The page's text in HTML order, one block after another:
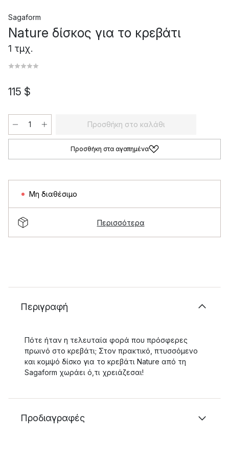
Sagaform
Nature δίσκος για το κρεβάτι
1 τμχ.
115 $
Προσθήκη στο καλάθι
Προσθήκη στα αγαπημένα
Μη διαθέσιμο
Περισσότερα
Περιγραφή
Πότε ήταν η τελευταία φορά που πρόσφερες
πρωινό στο κρεβάτι; Στον πρακτικό, πτυσσόμενο
και κομψό δίσκο για το κρεβάτι Nature από τη
Sagaform χωράει ό,τι χρειάζεσαι!
Προδιαγραφές